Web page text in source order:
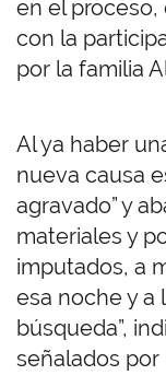
en el
con la
por la familia
Al ya haber
nueva causa
agravado” y
materiales y
imputados, a
esa noche y a
búsqueda”,
señalados por